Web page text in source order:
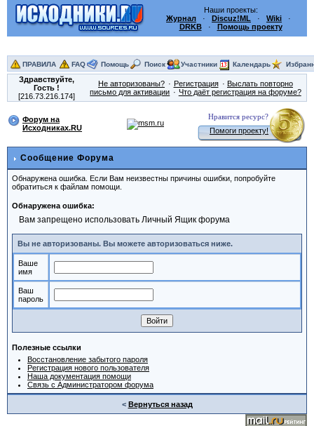
Наши проекты:
Журнал · Discuz!ML · Wiki ·
DRKB· Помощь проекту
ПРАВИЛА FAQ Помощь Поиск Участники Календарь
Здравствуйте,
Гость!
[216.73.216.174]
Не авторизованы? Регистрация
Выслать повторно
письмо для активации
Что даёт регистрация на форуме?
Форум на
Исходниках.RU
Нравится ресурс?
Помоги проекту!
Сообщение Форума
Обнаружена ошибка. Если Вам неизвестны причины ошибки, попробуйте
обратиться к файлам помощи.
Обнаружена ошибка:
Вам запрещено использовать Личный Ящик форума
Вы не авторизованы. Вы можете авторизоваться ниже.
Ваше
имя
Ваш
пароль
Полезные ссылки
Восстановление забытого пароля
Регистрация нового пользователя
Наша документация помощи
Связь с Администратором форума
< Вернуться назад